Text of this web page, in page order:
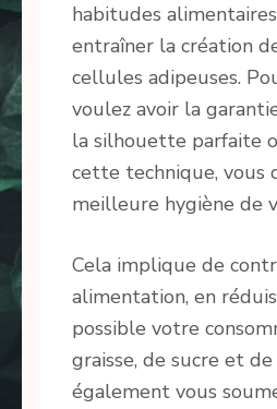
habitudes
entraîner la création
cellules adipeuses.
voulez avoir la
la silhouette parfaite
cette technique, vous
meilleure hygiène de
Cela implique de
alimentation, en
possible votre
graisse, de sucre et
également vous